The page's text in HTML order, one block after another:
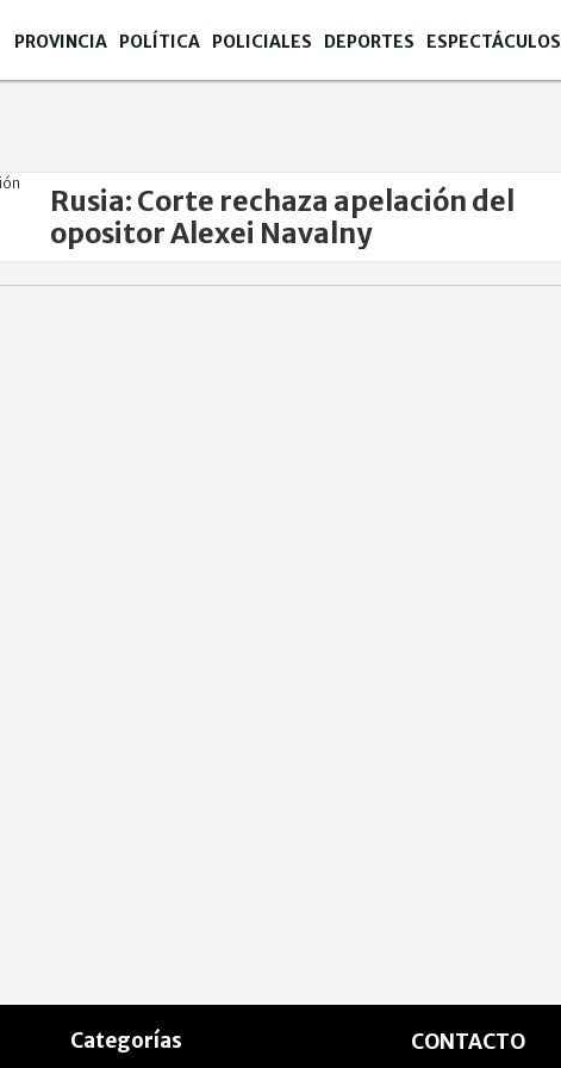
PROVINCIA POLÍTICA POLICIALES DEPORTES ESPECTÁCULOS
Rusia: Corte rechaza apelación del
opositor Alexei Navalny
Categorías CONTACTO